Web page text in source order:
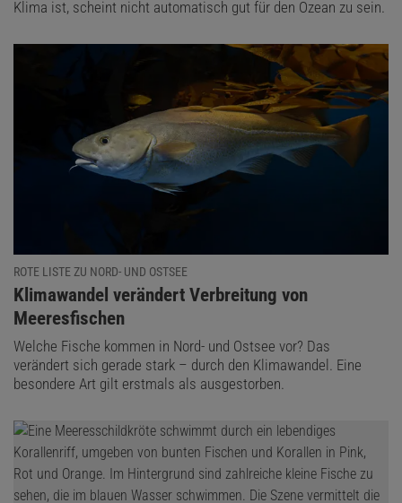
Klima ist, scheint nicht automatisch gut für den Ozean zu sein.
ROTE LISTE ZU NORD- UND OSTSEE
:Klimawandel verändert Verbreitung von
Meeresfischen
Welche Fische kommen in Nord- und Ostsee vor? Das
verändert sich gerade stark – durch den Klimawandel. Eine
besondere Art gilt erstmals als ausgestorben.